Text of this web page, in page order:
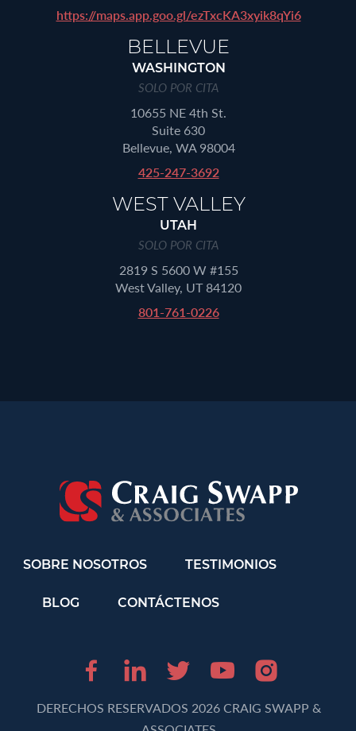
https://maps.app.goo.gl/ezTxcKA3xyik8qYi6
BELLEVUE
WASHINGTON
SOLO POR CITA
10655 NE 4th St.
Suite 630
Bellevue, WA 98004
425-247-3692
WEST VALLEY
UTAH
SOLO POR CITA
2819 S 5600 W #155
West Valley, UT 84120
801-761-0226
SOBRE NOSOTROS TESTIMONIOS
BLOG CONTÁCTENOS
Facebook (opens in
LinkedIn (opens
TwitterYoutube
DERECHOS RESERVADOS 2026 CRAIG SWAPP &